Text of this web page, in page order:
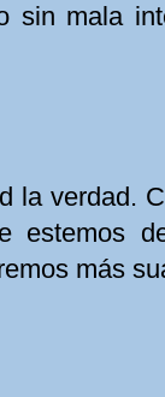
sin mala
la verdad.
estemos
más